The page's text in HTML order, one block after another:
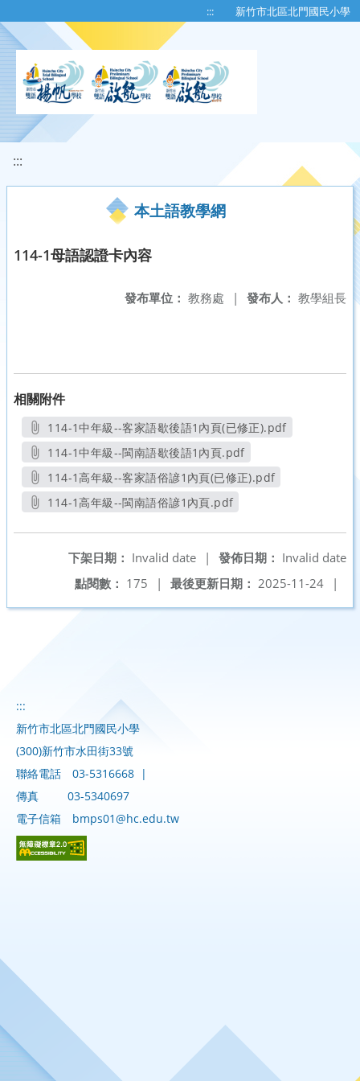
::: 新竹市北區北門國民小學
:::
本土語教學網
114-1母語認證卡內容
發布人： 教學組長
發布單位： 教務處 |
相關附件
114-1中年級--客家語歇後語1內頁(已修正).pdf
另開新視窗
114-1中年級--閩南語歇後語1內頁.pdf
另開新視窗
114-1高年級--客家語俗諺1內頁(已修正).pdf
另開新視窗
114-1高年級--閩南語俗諺1內頁.pdf
發佈日期： Invalid date
下架日期： Invalid date
|
最後更新日期： 2025-11-24 |
點閱數： 175 |
:::
新竹市北區北門國民小學
(300)新竹市水田街33號
聯絡電話
03-5316668 |
傳真
03-5340697
電子信箱
bmps01@hc.edu.tw